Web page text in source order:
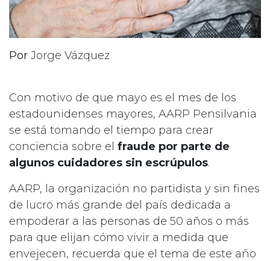
Por Jorge Vázquez
Con motivo de que mayo es el mes de los
estadounidenses mayores, AARP Pensilvania
se está tomando el tiempo para crear
conciencia sobre el fraude por parte de
algunos cuidadores sin escrúpulos.
AARP, la organización no partidista y sin fines
de lucro más grande del país dedicada a
empoderar a las personas de 50 años o más
para que elijan cómo vivir a medida que
envejecen, recuerda que el tema de este año